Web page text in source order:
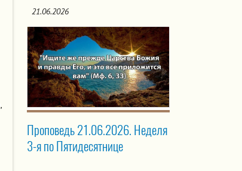
21.06.2026
Проповедь 21.06.2026. Неделя
3-я по Пятидесятнице